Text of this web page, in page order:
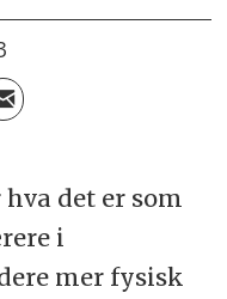
det er som
i
mer fysisk